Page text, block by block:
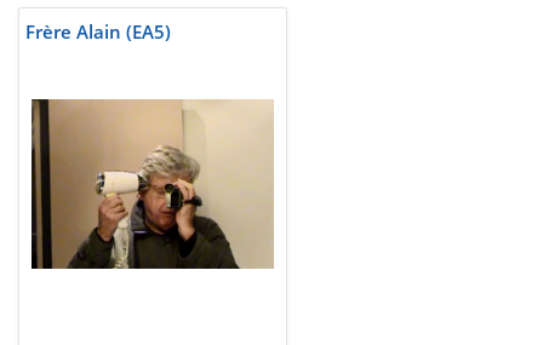
Frère Alain (EA5)